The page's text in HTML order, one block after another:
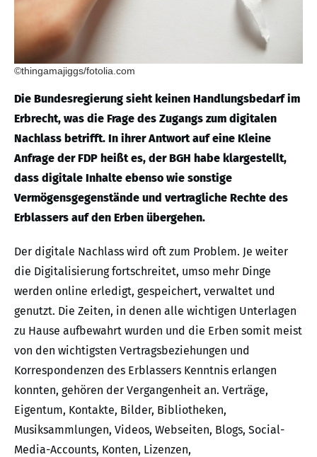
©thingamajiggs/fotolia.com
Die Bundesregierung sieht keinen Handlungsbedarf im
Erbrecht, was die Frage des Zugangs zum digitalen
Nachlass betrifft. In ihrer Antwort auf eine Kleine
Anfrage der FDP heißt es, der BGH habe klargestellt,
dass digitale Inhalte ebenso wie sonstige
Vermögensgegenstände und vertragliche Rechte des
Erblassers auf den Erben übergehen.
Der digitale Nachlass wird oft zum Problem. Je weiter
die Digitalisierung fortschreitet, umso mehr Dinge
werden online erledigt, gespeichert, verwaltet und
genutzt. Die Zeiten, in denen alle wichtigen Unterlagen
zu Hause aufbewahrt wurden und die Erben somit meist
von den wichtigsten Vertragsbeziehungen und
Korrespondenzen des Erblassers Kenntnis erlangen
konnten, gehören der Vergangenheit an. Verträge,
Eigentum, Kontakte, Bilder, Bibliotheken,
Musiksammlungen, Videos, Webseiten, Blogs, Social-
Media-Accounts, Konten, Lizenzen,